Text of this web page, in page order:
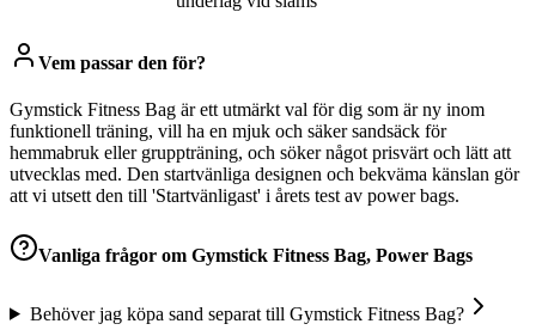
Vem passar den för?
Gymstick Fitness Bag är ett utmärkt val för dig som är ny inom
funktionell träning, vill ha en mjuk och säker sandsäck för
hemmabruk eller gruppträning, och söker något prisvärt och lätt att
utvecklas med. Den startvänliga designen och bekväma känslan gör
att vi utsett den till 'Startvänligast' i årets test av power bags.
Vanliga frågor om Gymstick Fitness Bag, Power Bags
Behöver jag köpa sand separat till Gymstick Fitness Bag?